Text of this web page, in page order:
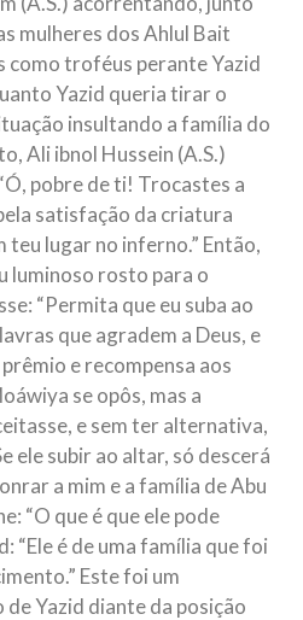
mulheres dos Ahlul Bait
como troféus perante Yazid
Yazid queria tirar o
insultando a família do
Ali ibnol Hussein (A.S.)
pobre de ti! Trocastes a
satisfação da criatura
teu lugar no inferno.” Então,
luminoso rosto para o
“Permita que eu suba ao
que agradem a Deus, e
e recompensa aos
se opôs, mas a
e sem ter alternativa,
ele subir ao altar, só descerá
a mim e a família de Abu
“O que é que ele pode
“Ele é de uma família que foi
Este foi um
Yazid diante da posição